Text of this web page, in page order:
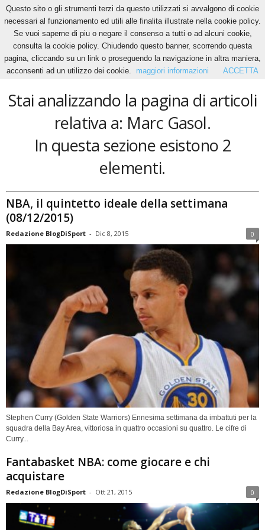
Home Tags Marc Gasol
Marc Gasol
Stai analizzando la pagina di articoli
relativa a: Marc Gasol.
In questa sezione esistono 2
elementi.
NBA, il quintetto ideale della settimana
(08/12/2015)
Redazione BlogDiSport - Dic 8, 2015 0
Stephen Curry (Golden State Warriors) Ennesima settimana da imbattuti per la
squadra della Bay Area, vittoriosa in quattro occasioni su quattro. Le cifre di
Curry...
Fantabasket NBA: come giocare e chi
acquistare
Redazione BlogDiSport - Ott 21, 2015 0
Questo sito o gli strumenti terzi da questo utilizzati si avvalgono di cookie
necessari al funzionamento ed utili alle finalita illustrate nella cookie policy.
Se vuoi saperne di piu o negare il consenso a tutti o ad alcuni cookie,
consulta la cookie policy. Chiudendo questo banner, scorrendo questa
pagina, cliccando su un link o proseguendo la navigazione in altra maniera,
acconsenti ad un utilizzo dei cookie.
maggiori informazioni ACCETTA